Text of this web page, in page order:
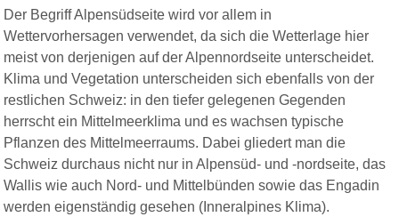
Der Begriff Alpensüdseite wird vor allem in
Wettervorhersagen verwendet, da sich die Wetterlage hier
meist von derjenigen auf der Alpennordseite unterscheidet.
Klima und Vegetation unterscheiden sich ebenfalls von der
restlichen Schweiz: in den tiefer gelegenen Gegenden
herrscht ein Mittelmeerklima und es wachsen typische
Pflanzen des Mittelmeerraums. Dabei gliedert man die
Schweiz durchaus nicht nur in Alpensüd- und -nordseite, das
Wallis wie auch Nord- und Mittelbünden sowie das Engadin
werden eigenständig gesehen (Inneralpines Klima).